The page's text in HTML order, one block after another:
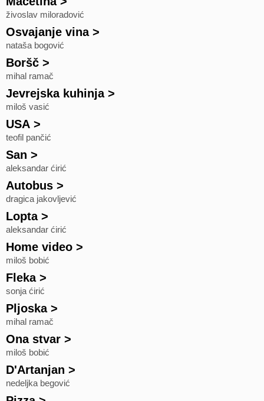
živoslav miloradović
Osvajanje vina>
nataša bogović
Boršč >
mihal ramač
Jevrejska kuhinja>
miloš vasić
USA >
teofil pančić
San >
aleksandar ćirić
Autobus >
dragica jakovljević
Lopta>
aleksandar ćirić
Home video >
miloš bobić
Fleka>
sonja ćirić
Pljoska>
mihal ramač
Ona stvar >
miloš bobić
D'Artanjan >
nedeljka begović